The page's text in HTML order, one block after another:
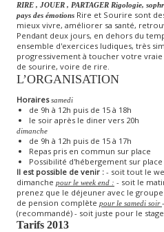
RIRE , JOUER , PARTAGER Rigologie,
pays des émotions Rire et Sourire sont
mieux vivre, améliorer sa santé,
Pendant deux jours, en dehors du
ensemble d'exercices ludiques, très
progressivement à toucher votre
de sourire, voire de rire.
L’ORGANISATION
Horaires samedi
de 9h à 12h puis de 15 à 18h
le soir après le diner vers 20h
dimanche
de 9h à 12h puis de 15 à 17h
Repas pris en commun sur place
Possibilité d'hébergement sur place
Il est possible de venir :- soit tout le
dimanche pour le week end : - soit le
prenez que le déjeuner avec le
de pension complète pour le samedi soir
(recommandé) - soit juste pour le
Tarifs 2013